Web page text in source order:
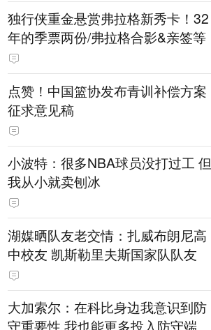
独行侠重金悬赏弗拉格新秀卡！32
年的季票两份/弗拉格合影&亲签等
点赞！中国篮协发布青训补偿方案
征求意见稿
小波特：很多NBA球员没打过工 但
我从小就卖刨冰
湖媒晒队友老交情：扎威布朗尼高
中校友 凯斯勒里夫斯国家队队友
大加索尔：在科比身边我意识到防
守重要性 我也能更多投入防守端